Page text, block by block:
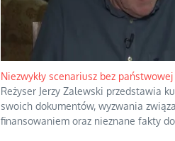
Niezwykły scenariusz bez
Reżyser Jerzy Zalewski przedstawia
swoich dokumentów, wyzwania
finansowaniem oraz nieznane fakty